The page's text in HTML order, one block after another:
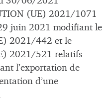
(UE) 2021/1071
juin 2021 modifiant le
2021/442 et le
2021/521 relatifs
l’exportation de
d’une